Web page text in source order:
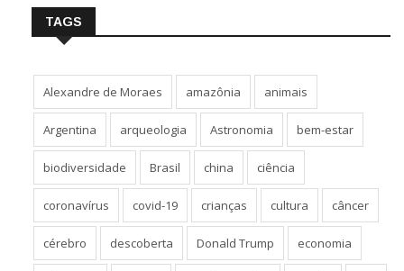
TAGS
Alexandre de Moraes amazônia animais
Argentina arqueologia Astronomia bem-estar
biodiversidade Brasil china ciência
coronavírus covid-19 crianças cultura câncer
cérebro descoberta Donald Trump economia